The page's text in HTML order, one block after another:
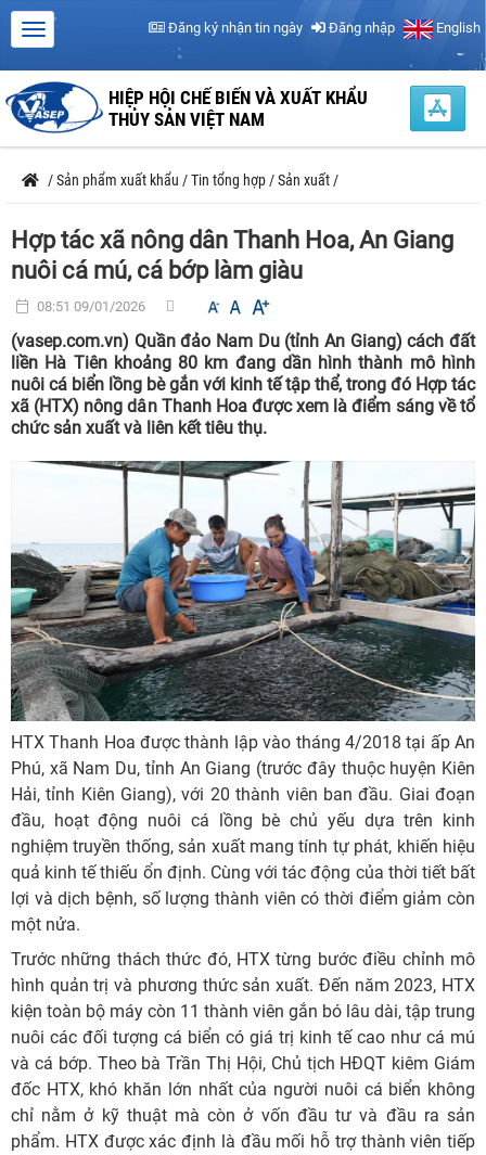
Đăng ký nhận tin ngày Đăng nhập English
HIỆP HỘI CHẾ BIẾN VÀ XUẤT KHẨU
THỦY SẢN VIỆT NAM
/Sản phẩm xuất khẩu /Tin tổng hợp /Sản xuất /
Hợp tác xã nông dân Thanh Hoa, An Giang
nuôi cá mú, cá bớp làm giàu
08:51 09/01/2026
(vasep.com.vn) Quần đảo Nam Du (tỉnh An Giang) cách đất
liền Hà Tiên khoảng 80 km đang dần hình thành mô hình
nuôi cá biển lồng bè gắn với kinh tế tập thể, trong đó Hợp tác
xã (HTX) nông dân Thanh Hoa được xem là điểm sáng về tổ
chức sản xuất và liên kết tiêu thụ.
HTX Thanh Hoa được thành lập vào tháng 4/2018 tại ấp An
Phú, xã Nam Du, tỉnh An Giang (trước đây thuộc huyện Kiên
Hải, tỉnh Kiên Giang), với 20 thành viên ban đầu. Giai đoạn
đầu, hoạt động nuôi cá lồng bè chủ yếu dựa trên kinh
nghiệm truyền thống, sản xuất mang tính tự phát, khiến hiệu
quả kinh tế thiếu ổn định. Cùng với tác động của thời tiết bất
lợi và dịch bệnh, số lượng thành viên có thời điểm giảm còn
một nửa.
Trước những thách thức đó, HTX từng bước điều chỉnh mô
hình quản trị và phương thức sản xuất. Đến năm 2023, HTX
kiện toàn bộ máy còn 11 thành viên gắn bó lâu dài, tập trung
nuôi các đối tượng cá biển có giá trị kinh tế cao như cá mú
và cá bớp. Theo bà Trần Thị Hội, Chủ tịch HĐQT kiêm Giám
đốc HTX, khó khăn lớn nhất của người nuôi cá biển không
chỉ nằm ở kỹ thuật mà còn ở vốn đầu tư và đầu ra sản
phẩm. HTX được xác định là đầu mối hỗ trợ thành viên tiếp